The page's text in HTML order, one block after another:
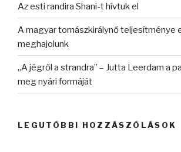
Az esti randira Shani-t hívtuk el
A magyar tornászkirálynő teljesítménye
meghajolunk
„A jégről a strandra” – Jutta Leerdam a
meg nyári formáját
LEGUTÓBBI HOZZÁSZÓLÁSOK